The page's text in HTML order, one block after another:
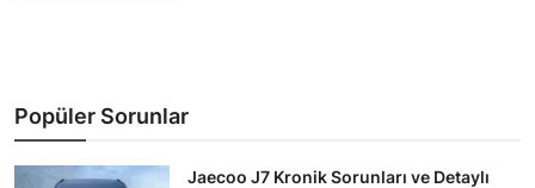
Popüler Sorunlar
Jaecoo J7 Kronik Sorunları ve Detaylı